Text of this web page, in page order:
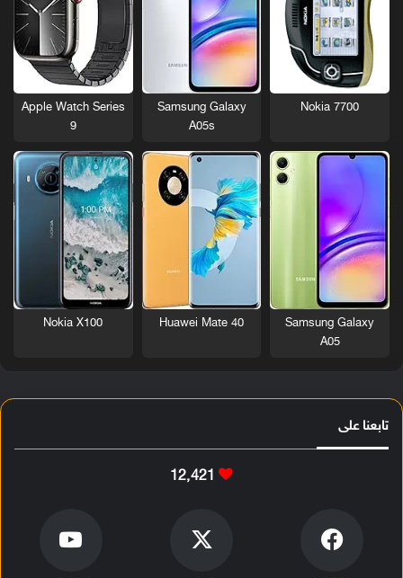
Nokia 7700
Samsung Galaxy
A05s
Apple Watch Series
9
Samsung Galaxy
A05
Huawei Mate 40
Nokia X100
تابعنا على
12٬421